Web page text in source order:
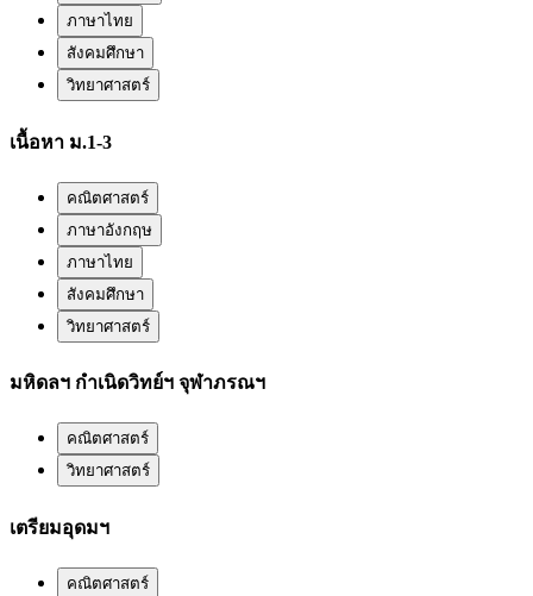
ภาษาไทย
สังคมศึกษา
วิทยาศาสตร์
เนื้อหา ม.1-3
คณิตศาสตร์
ภาษาอังกฤษ
ภาษาไทย
สังคมศึกษา
วิทยาศาสตร์
มหิดลฯ กำเนิดวิทย์ฯ จุฬาภรณฯ
คณิตศาสตร์
วิทยาศาสตร์
เตรียมอุดมฯ
คณิตศาสตร์